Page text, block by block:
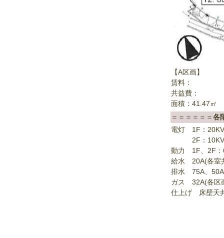
【A区画】
賃料：
共益費：
面積：41.47㎡
＝＝＝＝＝＝各
電灯 1F：
2F：
動力 1F、2F：
給水 20A(各室
排水 75A、50A
ガス 32A(各区
仕上げ 床壁天